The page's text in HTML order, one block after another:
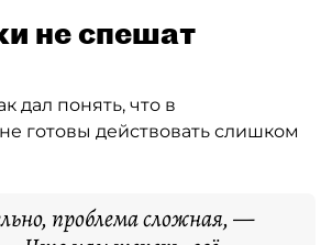
не спешат
дал понять, что в
готовы действовать слишком
проблема сложная, —